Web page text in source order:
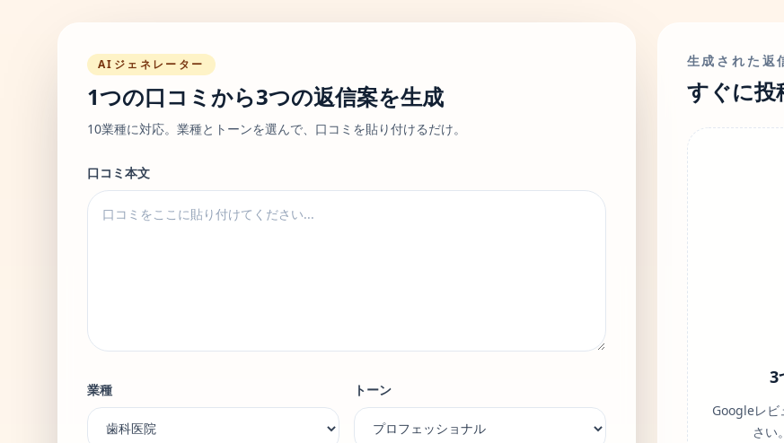
AIジェネレーター
1つの口コミから3つの返信案を生成
10業種に対応。業種とトーンを選んで、口コミを貼り付けるだけ。
口コミ本文
業種 トーン
生成された返
すぐに投
3
Googleレビ
さい